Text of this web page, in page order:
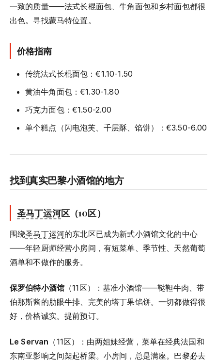
一致的质量——法式长棍面包、牛角面包和乡村面包都很
出色。寻找蒙马特位置。
价格指南
传统法式长棍面包：€1.10-1.50
黄油牛角面包：€1.30-1.80
巧克力面包：€1.50-2.00
单个糕点（闪电泡芙、千层酥、馅饼）：€3.50-6.00
找到真实巴黎小酒馆的地方
圣马丁运河区（10区）
围绕圣马丁运河的东北区已成为新式小酒馆文化的中心
——年轻厨师经营小房间，有短菜单、季节性、天然葡萄
酒单和不做作的服务。
保罗伯特小酒馆 （11区）：基准小酒馆——鞑靼牛肉、带
伯那斯酱的肋眼牛排、完美的塔丁果馅饼。一切都做得很
好，价格诚实。提前预订。
Le Servan （11区）：由两姐妹经营，菜单在经典法国和
东南亚影响之间架起桥梁。小房间，总是满座。巴黎必去